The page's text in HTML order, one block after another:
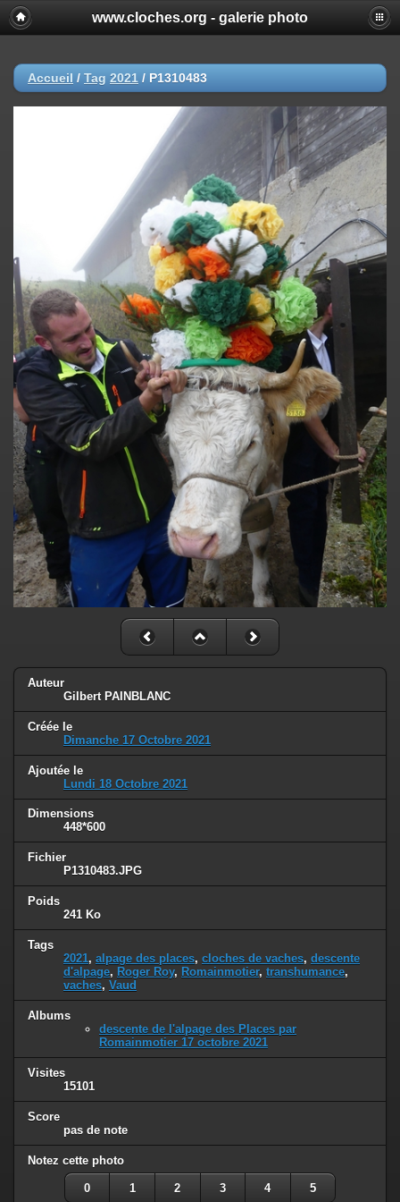
www.cloches.org - galerie photo
Accueil / Tag 2021 / P1310483
Auteur
Gilbert PAINBLANC
Créée le
Dimanche 17 Octobre 2021
Ajoutée le
Lundi 18 Octobre 2021
Dimensions
448*600
Fichier
P1310483.JPG
Poids
241 Ko
Tags
2021, alpage des places, cloches de vaches, descente
d'alpage, Roger Roy, Romainmotier, transhumance,
vaches, Vaud
Albums
descente de l'alpage des Places par
Romainmotier 17 octobre 2021
Visites
15101
Score
pas de note
Notez cette photo
0 1 2 3 4 5